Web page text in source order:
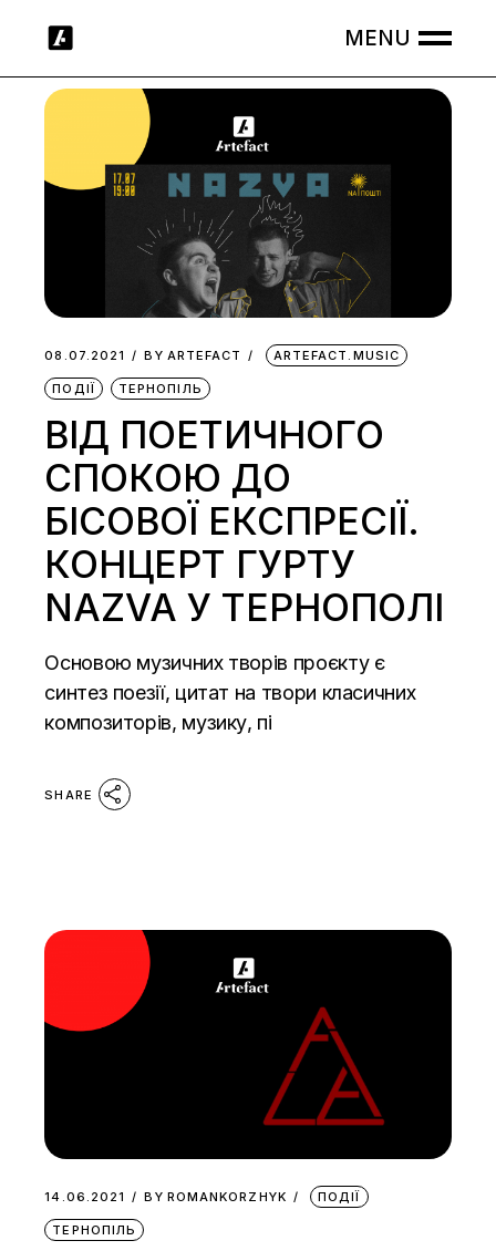
08.07.2021 BY ARTEFACT ARTEFACT.MUSIC
ПОДІЇ ТЕРНОПІЛЬ
ВІД ПОЕТИЧНОГО
СПОКОЮ ДО
БІСОВОЇ ЕКСПРЕСІЇ.
КОНЦЕРТ ГУРТУ
NAZVA У ТЕРНОПОЛІ
Основою музичних творів проєкту є
синтез поезії, цитат на твори класичних
композиторів, музику, пі
SHARE
14.06.2021 BY ROMANKORZHYK ПОДІЇ
ТЕРНОПІЛЬ